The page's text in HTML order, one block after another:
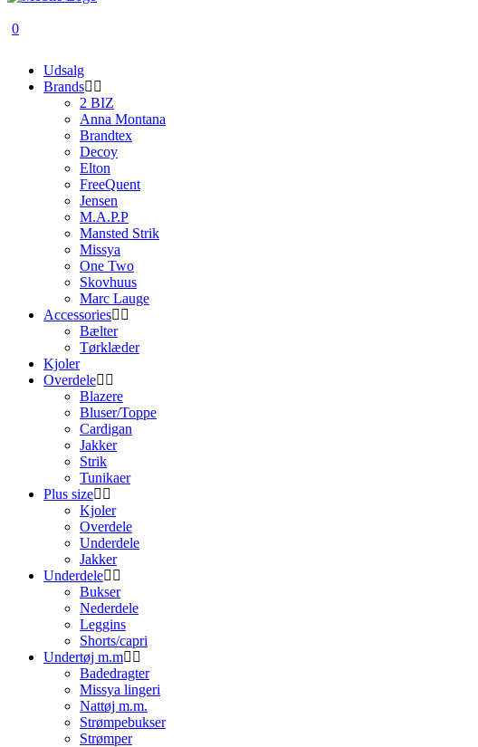
0
Udsalg
Brands
2 BIZ
Anna Montana
Brandtex
Decoy
Elton
FreeQuent
Jensen
M.A.P.P
Mansted Strik
Missya
One Two
Skovhuus
Marc Lauge
Accessories
Bælter
Tørklæder
Kjoler
Overdele
Blazere
Bluser/Toppe
Cardigan
Jakker
Strik
Tunikaer
Plus size
Kjoler
Overdele
Underdele
Jakker
Underdele
Bukser
Nederdele
Leggins
Shorts/capri
Undertøj m.m
Badedragter
Missya lingeri
Nattøj m.m.
Strømpebukser
Strømper